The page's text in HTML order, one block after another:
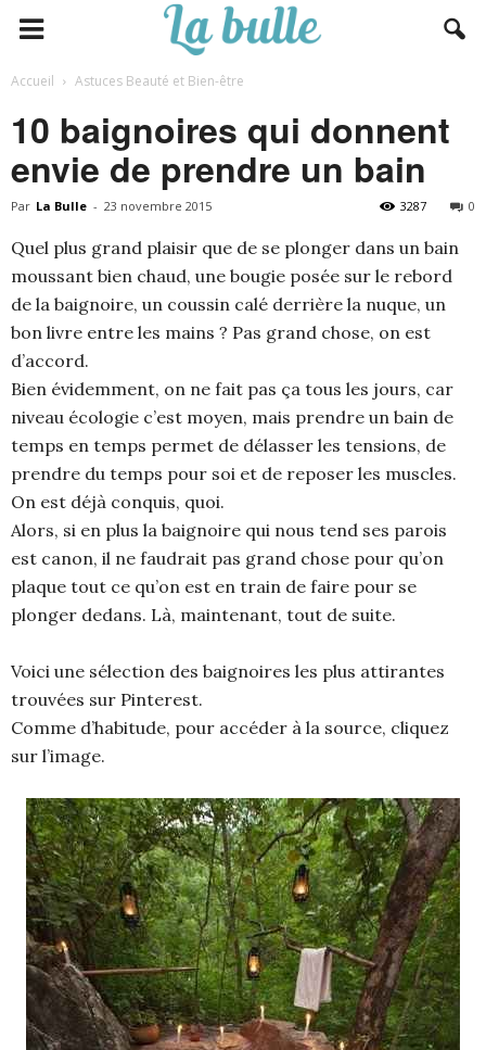
Accueil Astuces Beauté et Bien-être
10 baignoires qui donnent
envie de prendre un bain
Par La Bulle - 23 novembre 2015 0
3287
Quel plus grand plaisir que de se plonger dans un bain
moussant bien chaud, une bougie posée sur le rebord
de la baignoire, un coussin calé derrière la nuque, un
bon livre entre les mains ? Pas grand chose, on est
d’accord.
Bien évidemment, on ne fait pas ça tous les jours, car
niveau écologie c’est moyen, mais prendre un bain de
temps en temps permet de délasser les tensions, de
prendre du temps pour soi et de reposer les muscles.
On est déjà conquis, quoi.
Alors, si en plus la baignoire qui nous tend ses parois
est canon, il ne faudrait pas grand chose pour qu’on
plaque tout ce qu’on est en train de faire pour se
plonger dedans. Là, maintenant, tout de suite.
Voici une sélection des baignoires les plus attirantes
trouvées sur Pinterest.
Comme d’habitude, pour accéder à la source, cliquez
sur l’image.